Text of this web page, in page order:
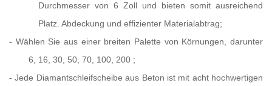
Durchmesser von 6 Zoll und bieten somit ausreichend
Platz. Abdeckung und effizienter Materialabtrag;
- Wählen Sie aus einer breiten Palette von Körnungen, darunter
6, 16, 30, 50, 70, 100, 200 ;
-Jede Diamantschleifscheibe aus Beton ist mit acht hochwertigen